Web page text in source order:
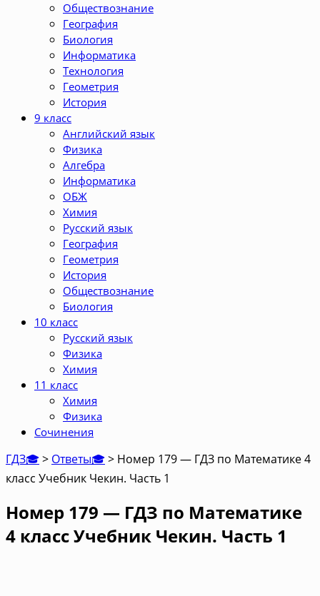
Обществознание
География
Биология
Информатика
Технология
Геометрия
История
9 класс
Английский язык
Физика
Алгебра
Информатика
ОБЖ
Химия
Русский язык
География
Геометрия
История
Обществознание
Биология
10 класс
Русский язык
Физика
Химия
11 класс
Химия
Физика
Сочинения
ГДЗ🎓> Ответы🎓> Номер 179 — ГДЗ по Математике 4
класс Учебник Чекин. Часть 1
Номер 179 — ГДЗ по Математике
4 класс Учебник Чекин. Часть 1